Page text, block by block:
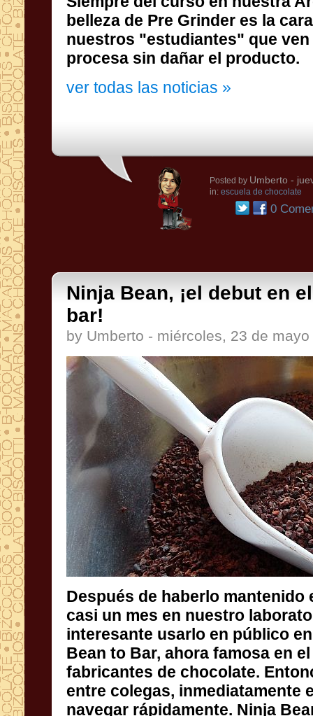
procesa sin dañar el producto.
ver todas las noticias »
Posted by Umberto -
in: escuela de chocolate
0
Ninja Bean, ¡el debut en
bar!
by Umberto - miércoles, 23 de
Después de haberlo mantenido
casi un mes en nuestro
interesante usarlo en
Bean to Bar, ahora famosa
fabricantes de chocolate.
entre colegas,
navegar rápidamente. Ninja
hay para cortar y limpiar los
menor tiempo posible. ¡Pero
como una gran máquina que